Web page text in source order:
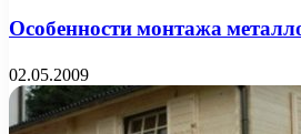
Особенности монтажа
02.05.2009